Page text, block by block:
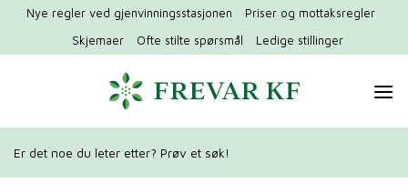
Hopp
innhold
Nye regler ved gjenvinningsstasjonen
Priser og mottaksregler
Skjemaer
Ofte stilte spørsmål Ledige stillinger
Er det noe du leter etter? Prøv et søk!